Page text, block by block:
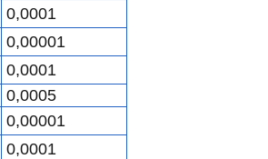
0,0001
0,00001
0,0001
0,0005
0,00001
0,0001